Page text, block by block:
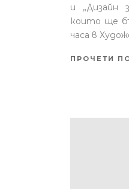
и „Дизайн
които ще
часа в
ПРОЧЕТИ